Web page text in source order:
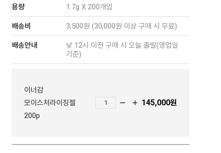
용량 1.7g X 200개입
배송비 3,500원 (30,000원 이상 구매 시 무료)
배송안내
낮 12시 이전 구매 시 오늘 출발(영업일
기준)
이너감
모이스처라이징젤
200p
145,000원